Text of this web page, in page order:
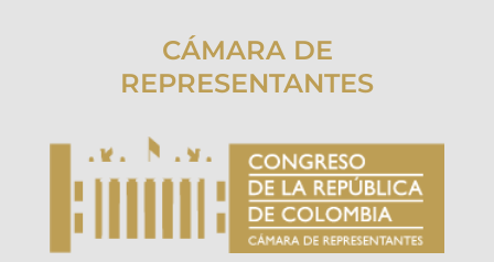
CÁMARA DE
REPRESENTANTES